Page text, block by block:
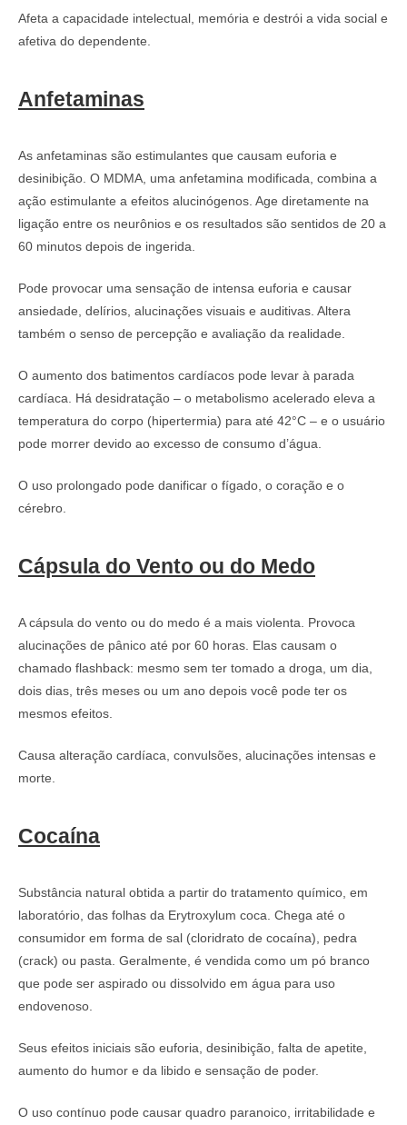
Afeta a capacidade intelectual, memória e destrói a vida social e
afetiva do dependente.
Anfetaminas
As anfetaminas são estimulantes que causam euforia e
desinibição. O MDMA, uma anfetamina modificada, combina a
ação estimulante a efeitos alucinógenos. Age diretamente na
ligação entre os neurônios e os resultados são sentidos de 20 a
60 minutos depois de ingerida.
Pode provocar uma sensação de intensa euforia e causar
ansiedade, delírios, alucinações visuais e auditivas. Altera
também o senso de percepção e avaliação da realidade.
O aumento dos batimentos cardíacos pode levar à parada
cardíaca. Há desidratação – o metabolismo acelerado eleva a
temperatura do corpo (hipertermia) para até 42°C – e o usuário
pode morrer devido ao excesso de consumo d’água.
O uso prolongado pode danificar o fígado, o coração e o
cérebro.
Cápsula do Vento ou do Medo
A cápsula do vento ou do medo é a mais violenta. Provoca
alucinações de pânico até por 60 horas. Elas causam o
chamado flashback: mesmo sem ter tomado a droga, um dia,
dois dias, três meses ou um ano depois você pode ter os
mesmos efeitos.
Causa alteração cardíaca, convulsões, alucinações intensas e
morte.
Cocaína
Substância natural obtida a partir do tratamento químico, em
laboratório, das folhas da Erytroxylum coca. Chega até o
consumidor em forma de sal (cloridrato de cocaína), pedra
(crack) ou pasta. Geralmente, é vendida como um pó branco
que pode ser aspirado ou dissolvido em água para uso
endovenoso.
Seus efeitos iniciais são euforia, desinibição, falta de apetite,
aumento do humor e da libido e sensação de poder.
O uso contínuo pode causar quadro paranoico, irritabilidade e